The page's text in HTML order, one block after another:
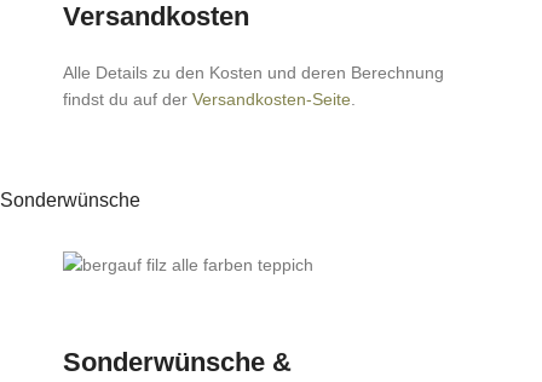
Versandkosten
Alle Details zu den Kosten und deren Berechnung
findst du auf der Versandkosten-Seite
Sonderwünsche
Sonderwünsche &